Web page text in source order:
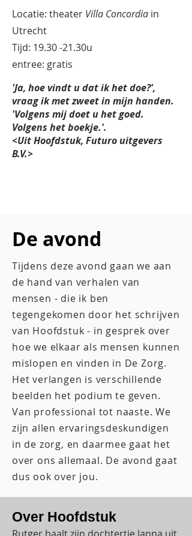
Locatie: theater Villa Concordia in
Utrecht
Tijd: 19.30 -21.30u
entree: gratis
'Ja, hoe vindt u dat ik het doe?',
vraag ik met zweet in mijn handen.
'Volgens mij doet u het goed.
Volgens het boekje.'.
<UitHoofdstuk, Futuro uitgevers
B.V.>
De avond
Tijdens deze avond gaan we aan
de hand van verhalen van
mensen - die ik ben
tegengekomen door het schrijven
van Hoofdstuk - in gesprek over
hoe we elkaar als mensen kunnen
mislopen en vinden in De Zorg.
Het verlangen is verschillende
beelden het podium te geven.
Van professional tot naaste.We
zijn allen ervaringsdeskundigen
in de zorg, en daarmee gaat het
over ons allemaal. De avond gaat
dus ook over jou.
Over Hoofdstuk